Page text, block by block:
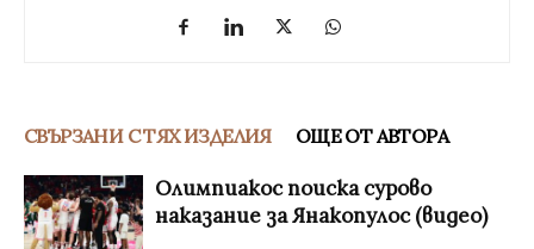
СВЪРЗАНИ С ТЯХ ИЗДЕЛИЯ ОЩЕ ОТ АВТОРА
Олимпиакос поиска сурово
наказание за Янакопулос (видео)